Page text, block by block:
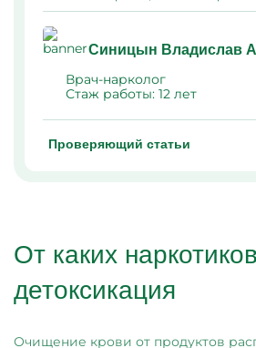
Синицын Владислав
Врач-нарколог
Стаж работы: 12 лет
Проверяющий статьи
От каких
детоксикация
Очищение крови от продуктов